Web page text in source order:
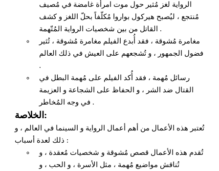
الرواية لغز مُثير حول موت امرأة غامضة في مُصيف
مُنتجع ، ليُصبح هيركول بواروا مُكلّفاً بحلّ اللغز و كشف
القاتل من بين شخصيات الرواية المُتّهمة .
مغامرة مُشوقة ، فقد أُبدع الفيلم مغامرة مُشوقة ، تُثير
فضول الجمهور ، و تُشجعهم على العيش في ذلك العالم
.
رسائل مُهمة ، فقد أُكد الفيلم على مُهمة البطل في
القتال ضد الشر ، و الحفاظ على الشجاعة و العزيمة
في وجه المُخاطر .
الخلاصة:
تُعتبر هذه الأعمال من أهم أعمال الرواية و السينما في العالم ، و
ذلك لعدة أسباب :
تُقدم هذه الأعمال قصص مُشوقة و شخصيات مُعقدة ، و
تُناقش مواضيع مُهمة ، مثل الأسرة ، و الحب ، و